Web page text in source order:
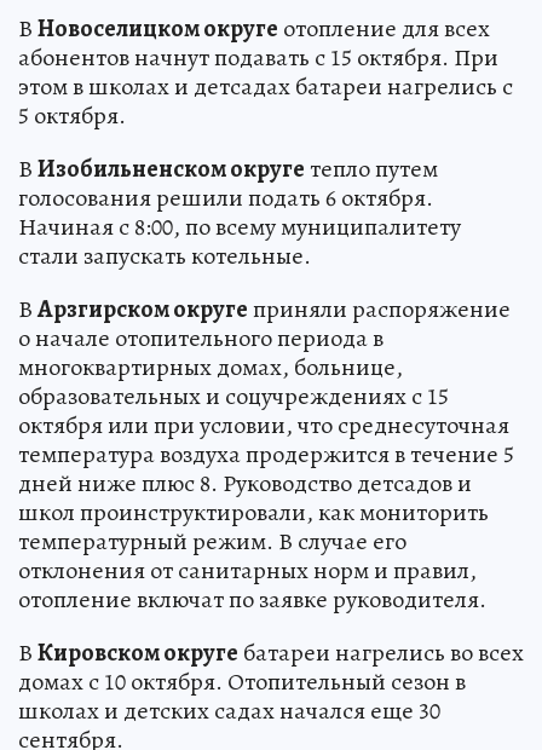
ВНовоселицком округе отопление для всех
абонентов начнут подавать с 15 октября. При
этом в школах и детсадах батареи нагрелись с
5 октября.
ВИзобильненском округетепло путем
голосования решили подать 6 октября.
Начиная с 8:00, по всему муниципалитету
стали запускать котельные.
ВАрзгирском округеприняли распоряжение
о начале отопительного периода в
многоквартирных домах, больнице,
образовательных и соцучреждениях с 15
октября или при условии, что среднесуточная
температура воздуха продержится в течение 5
дней ниже плюс 8. Руководство детсадов и
школ проинструктировали, как мониторить
температурный режим. В случае его
отклонения от санитарных норм и правил,
отопление включат по заявке руководителя.
ВКировском округе батареи нагрелись во всех
домах с 10 октября. Отопительный сезон в
школах и детских садах начался еще 30
сентября.